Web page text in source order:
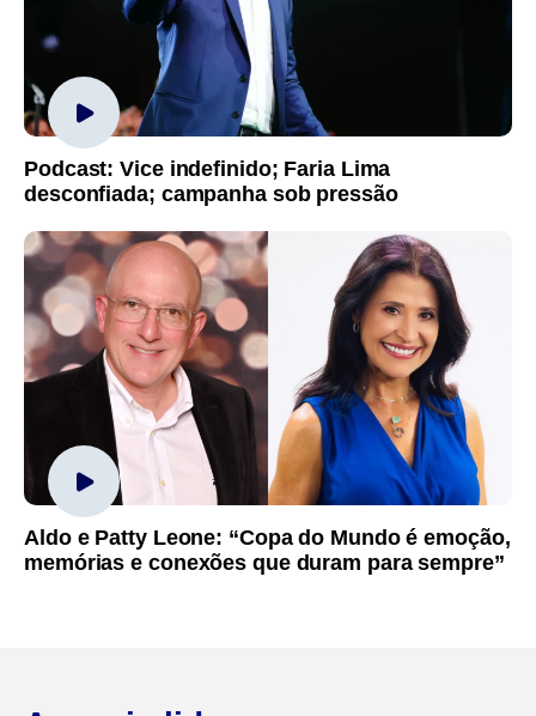
Podcast: Vice indefinido; Faria Lima
desconfiada; campanha sob pressão
Aldo e Patty Leone: “Copa do Mundo é emoção,
memórias e conexões que duram para sempre”